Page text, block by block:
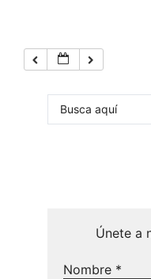
Únete a
Nombre *